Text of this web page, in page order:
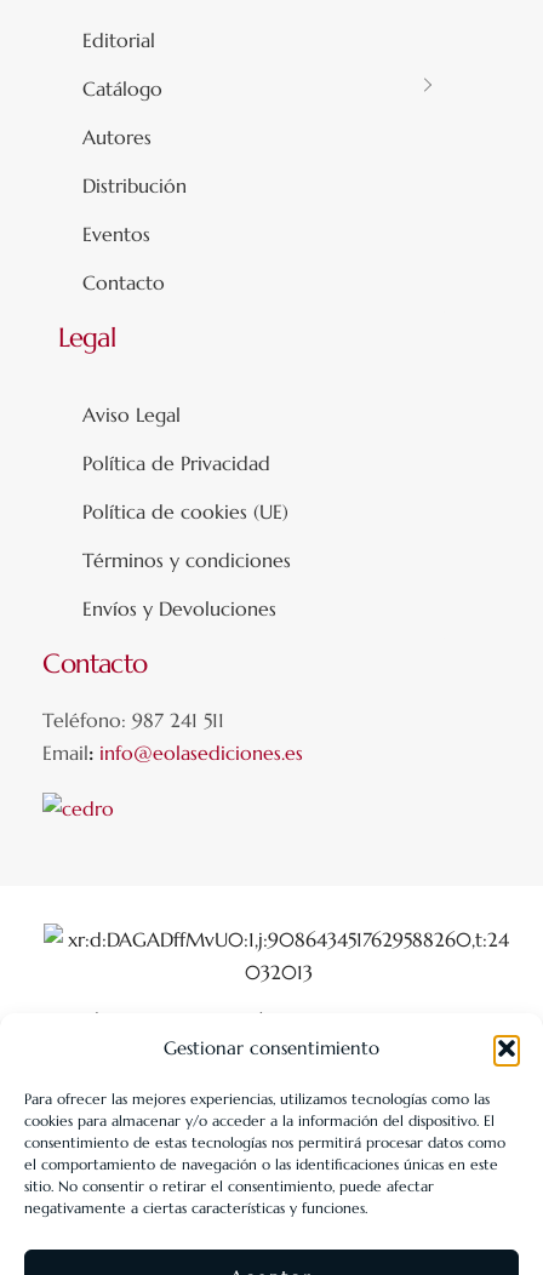
Gestionar consentimiento
Para ofrecer las mejores experiencias, utilizamos tecnologías como las
cookies para almacenar y/o acceder a la información del dispositivo. El
consentimiento de estas tecnologías nos permitirá procesar datos como
el comportamiento de navegación o las identificaciones únicas en este
sitio. No consentir o retirar el consentimiento, puede afectar
negativamente a ciertas características y funciones.
Editorial
Catálogo
Autores
Distribución
Eventos
Contacto
Legal
Aviso Legal
Política de Privacidad
Política de cookies (UE)
Términos y condiciones
Envíos y Devoluciones
Contacto
Teléfono: 987 241 511
Email: info@eolasediciones.es
de Fondos Europeos, cuyo objetivo es la mejora de la
marcha un Plan de Acción con el objetivo de reforzar la
digitalización y la competitividad de las pymes durante el año
2025. Para ello ha contado con el apoyo del Programa Pyme
Digital de la Cámara de Comercio de León.